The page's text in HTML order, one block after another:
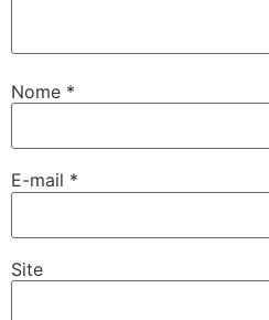
Nome *
E-mail *
Site